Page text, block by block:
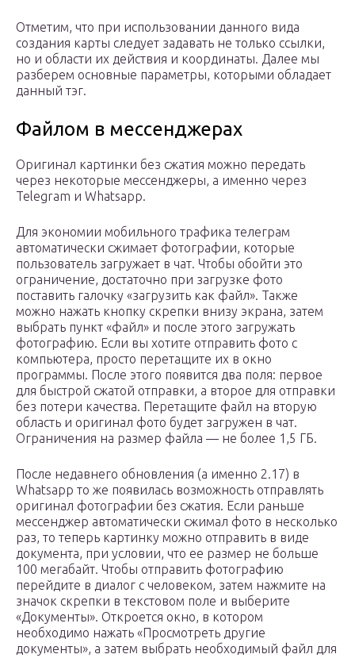
Отметим, что при использовании данного вида
создания карты следует задавать не только ссылки,
но и области их действия и координаты. Далее мы
разберем основные параметры, которыми обладает
данный тэг.
Файлом в мессенджерах
Оригинал картинки без сжатия можно передать
через некоторые мессенджеры, а именно через
Telegram и Whatsapp.
Для экономии мобильного трафика телеграм
автоматически сжимает фотографии, которые
пользователь загружает в чат. Чтобы обойти это
ограничение, достаточно при загрузке фото
поставить галочку «загрузить как файл». Также
можно нажать кнопку скрепки внизу экрана, затем
выбрать пункт «файл» и после этого загружать
фотографию. Если вы хотите отправить фото с
компьютера, просто перетащите их в окно
программы. После этого появится два поля: первое
для быстрой сжатой отправки, а второе для отправки
без потери качества. Перетащите файл на вторую
область и оригинал фото будет загружен в чат.
Ограничения на размер файла — не более 1,5 ГБ.
После недавнего обновления (а именно 2.17) в
Whatsapp то же появилась возможность отправлять
оригинал фотографии без сжатия. Если раньше
мессенджер автоматически сжимал фото в несколько
раз, то теперь картинку можно отправить в виде
документа, при условии, что ее размер не больше
100 мегабайт. Чтобы отправить фотографию
перейдите в диалог с человеком, затем нажмите на
значок скрепки в текстовом поле и выберите
«Документы». Откроется окно, в котором
необходимо нажать «Просмотреть другие
документы», а затем выбрать необходимый файл для